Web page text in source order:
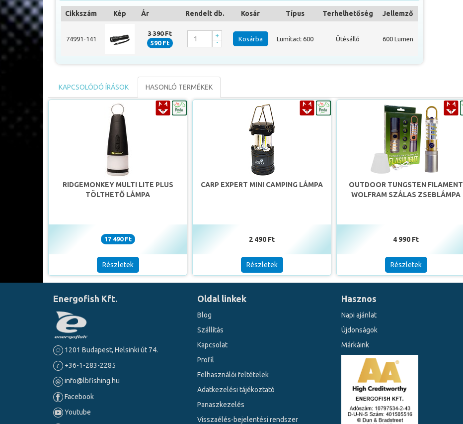
rendkívül időtálló modell, mely sok éven át az éjjeli pecák hű társa lesz.
mozgatásával aktiválható, így igazíthatóvá téve a fényerő milyenségétt az adott szituációkhoz.
Cikkszám Kép Ár Rendelt db. Kosár Típus Terhelhetőség Jellemző
74991-141
3 390 Ft
590 Ft
-
+ Kosárba Lumitact 600 Ütésálló 600 Lumen
KAPCSOLÓDÓ ÍRÁSOK HASONLÓ TERMÉKEK
RIDGEMONKEY MULTI LITE PLUS
TÖLTHETŐ LÁMPA
17 490 Ft
Részletek
CARP EXPERT MINI CAMPING LÁMPA
2 490 Ft
Részletek
OUTDOOR TUNGSTEN FILAMENT
WOLFRAM SZÁLAS ZSEBLÁMPA
4 990 Ft
Részletek
Energofish Kft.
1201 Budapest, Helsinki út 74.
+36-1-283-2285
info@lbfishing.hu
Facebook
Youtube
Oldal linkek
Blog
Szállítás
Kapcsolat
Profil
Felhasználói feltételek
Adatkezelési tájékoztató
Panaszkezelés
Visszaélés-bejelentési rendszer
Hasznos
Napi ajánlat
Újdonságok
Márkáink